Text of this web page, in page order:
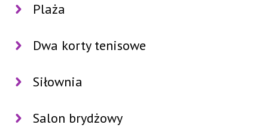
Plaża
Dwa korty tenisowe
Siłownia
Salon brydżowy